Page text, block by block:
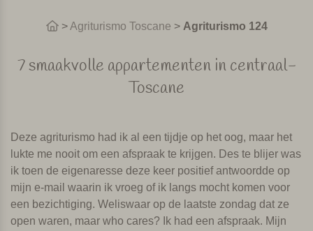
>Agriturismo Toscane > Agriturismo 124
7 smaakvolle appartementen in centraal-
Toscane
Deze agriturismo had ik al een tijdje op het oog, maar het
lukte me nooit om een afspraak te krijgen. Des te blijer was
ik toen de eigenaresse deze keer positief antwoordde op
mijn e-mail waarin ik vroeg of ik langs mocht komen voor
een bezichtiging. Weliswaar op de laatste zondag dat ze
open waren, maar who cares? Ik had een afspraak. Mijn